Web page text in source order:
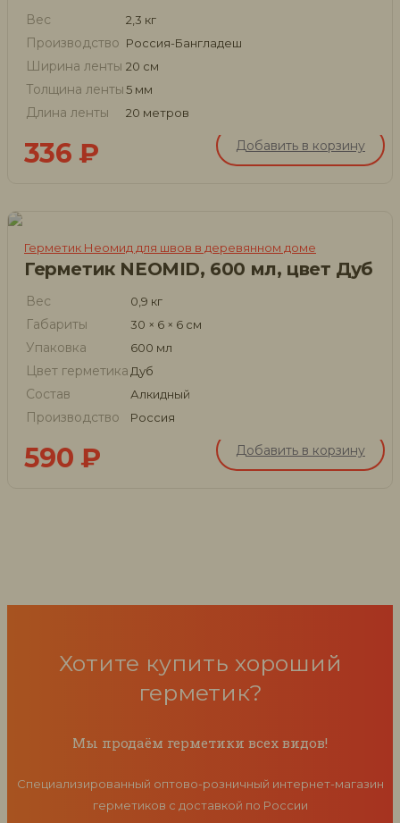
Вес 2,3 кг
Производство Россия-Бангладеш
Ширина ленты 20 см
Толщина ленты5 мм
Длина ленты 20 метров
336 ₽ Добавить в корзину
Герметик Неомид для швов в деревянном доме
Герметик NEOMID, 600 мл, цвет Дуб
Вес 0,9 кг
Габариты 30 × 6 × 6 см
Упаковка 600 мл
Цвет герметикаДуб
Состав Алкидный
Производство Россия
590 ₽ Добавить в корзину
Хотите купить хороший
герметик?
Мы продаём герметики всех видов!
Специализированный оптово-розничный интернет-магазин
герметиков с доставкой по России